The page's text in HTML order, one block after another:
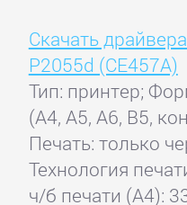
Скачать
P2055d (CE457A)
Тип: принтер;
(A4, A5, A6, B5,
Печать: только
Технология
ч/б печати (А4):